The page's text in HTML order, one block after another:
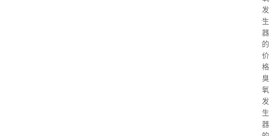
发
生
器
的
价
格
臭
氧
发
生
器